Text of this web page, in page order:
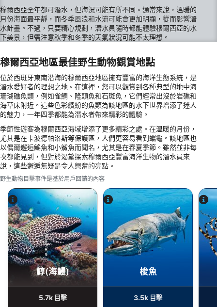
穆爾西亞全年都可潛水，但海況可能有所不同。通常來說，溫暖的
月份海面最平靜，而冬季風浪和水流可能會更加明顯，從而影響潛
水計畫。不過，只要精心規劃，潛水員隨時都能體驗穆爾西亞的水
下美景，但需注意秋季和冬季的天氣狀況可能不太理想。
穆爾西亞地區最佳野生動物觀賞地點
位於西班牙東南沿海的穆爾西亞地區擁有豐富的海洋生態系統，是
潛水愛好者的理想之地。在這裡，您可以觀賞到各種典型的地中海
珊瑚礁魚類，例如雀鯛、隆頭魚和石斑魚，它們經常出沒於岩礁和
海草床附近。這些色彩繽紛的魚類為該地區的水下世界增添了迷人
的魅力，一年四季都能為潛水者帶來精彩的體驗。
季節性遊客為穆爾西亞海域增添了更多精彩之處。在溫暖的月份，
尤其是在卡波德帕洛斯等保護區，人們更容易看到蠵龜。該地區也
以偶爾邂逅鰩魚和小鯊魚而聞名，尤其是在春夏季節。雖然並非每
次都能見到，但對於渴望探索穆爾西亞豐富海洋生物的潛水員來
說，這些邂逅無疑是令人興奮的亮點。
野生動物目擊事件是基於用戶回饋的內容
Alamy-WaterFrame
鯙(海鰻)
5.7k目擊
iStock-Global_Pics
梭魚
3.5k 目擊
Develop and improve services
Use limited data to select content
IAB Special Features:
Use precise geolocation data
Identify devices based on information
actively requested
Non-IAB processing purposes:
Necessary
Performance
Functional
Advertising